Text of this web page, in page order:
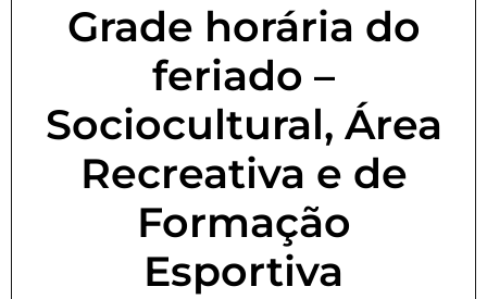
Grade horária do
feriado –
Sociocultural, Área
Recreativa e de
Formação
Esportiva